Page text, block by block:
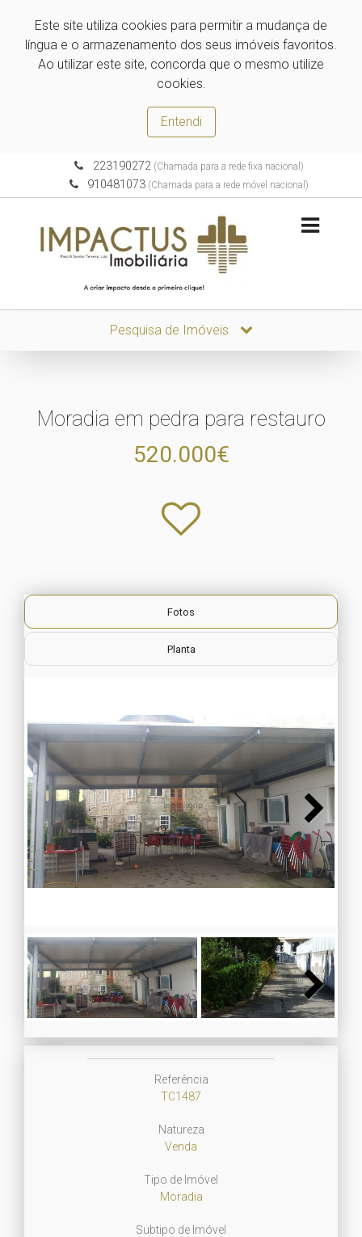
Este site utiliza cookies para permitir a mudança de
língua e o armazenamento dos seus imóveis favoritos.
Ao utilizar este site, concorda que o mesmo utilize
cookies.
Entendi
223190272(Chamada para a rede fixa nacional)
910481073 (Chamada para a rede móvel nacional)
Pesquisa de Imóveis
Moradia em pedra para restauro
520.000€
Fotos
Planta
Next
Next
Referência
TC1487
Natureza
Venda
Tipo de Imóvel
Moradia
Subtipo de Imóvel